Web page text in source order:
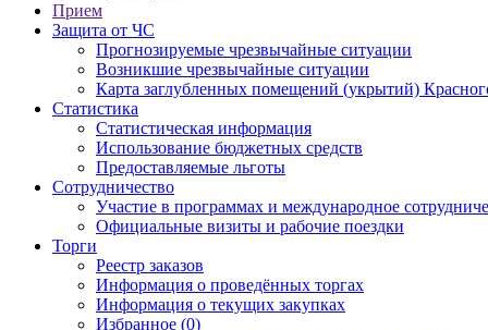
Прием
Защита от ЧС
Прогнозируемые чрезвычайные ситуации
Возникшие чрезвычайные ситуации
Карта заглубленных помещений (укрытий)
Статистика
Статистическая информация
Использование бюджетных средств
Предоставляемые льготы
Сотрудничество
Участие в программах и международное
Официальные визиты и рабочие поездки
Торги
Реестр заказов
Информация о проведённых торгах
Информация о текущих закупках
Избранное (0)